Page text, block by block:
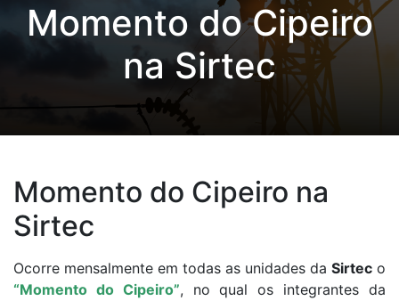
Momento do Cipeiro
na Sirtec
Momento do Cipeiro na
Sirtec
Ocorre mensalmente em todas as unidades da Sirtec o
“Momento do Cipeiro”, no qual os integrantes da